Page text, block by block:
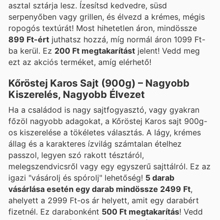
asztal sztárja lesz. Ízesítsd kedvedre, süsd
serpenyőben vagy grillen, és élvezd a krémes, mégis
ropogós textúrát! Most hihetetlen áron, mindössze
899 Ft-ért juthatsz hozzá, míg normál áron 1099 Ft-
ba kerül. Ez 200 Ft megtakarítást jelent! Vedd meg
ezt az akciós terméket, amíg elérhető!
Kőröstej Karos Sajt (900g) – Nagyobb
Kiszerelés, Nagyobb Élvezet
Ha a családod is nagy sajtfogyasztó, vagy gyakran
főzöl nagyobb adagokat, a Kőröstej Karos sajt 900g-
os kiszerelése a tökéletes választás. A lágy, krémes
állag és a karakteres ízvilág számtalan ételhez
passzol, legyen szó rakott tésztáról,
melegszendvicsről vagy egy egyszerű sajttálról. Ez az
igazi "vásárolj és spórolj" lehetőség! 5 darab
vásárlása esetén egy darab mindössze 2499 Ft,
ahelyett a 2999 Ft-os ár helyett, amit egy darabért
fizetnél. Ez darabonként 500 Ft megtakarítás! Vedd